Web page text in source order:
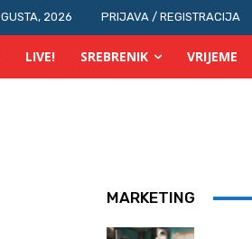
2026 PRIJAVA / REGISTRACIJA
LIVE! SREBRENIK VRIJEME
MARKETING